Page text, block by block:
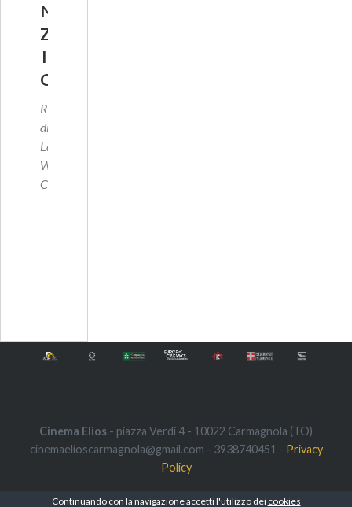
N
Z
I
O
Regia
di
Laura
Wandel.
C
Cinema Elios - piazza Verdi 4 - 10022 Carmagnola (TO)
cinemaelioscarmagnola@gmail.com - 3938740451 - Privacy
Policy
Continuando con la navigazione accetti l'utilizzo dei cookies